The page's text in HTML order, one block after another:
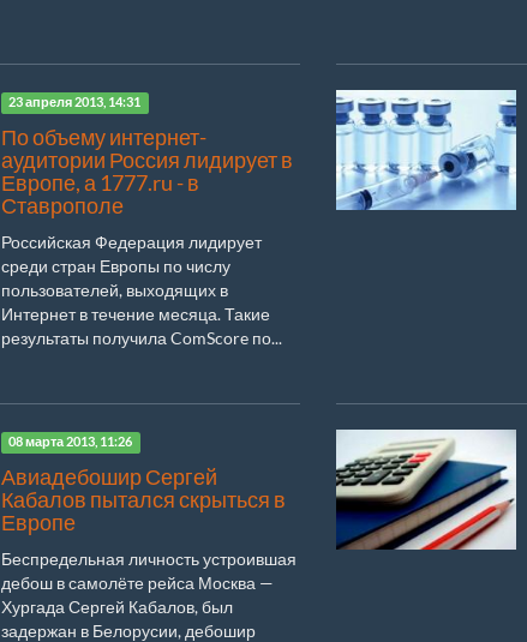
23 апреля 2013, 14:31
По объему интернет-
аудитории Россия лидирует в
Европе, а 1777.ru - в
Ставрополе
Российская Федерация лидирует
среди стран Европы по числу
пользователей, выходящих в
Интернет в течение месяца. Такие
результаты получила ComScore по...
08 марта 2013, 11:26
Авиадебошир Сергей
Кабалов пытался скрыться в
Европе
Беспредельная личность устроившая
дебош в самолёте рейса Москва —
Хургада Сергей Кабалов, был
задержан в Белорусии, дебошир